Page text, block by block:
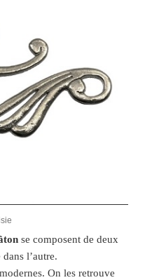
se composent de deux
l’autre.
On les retrouve